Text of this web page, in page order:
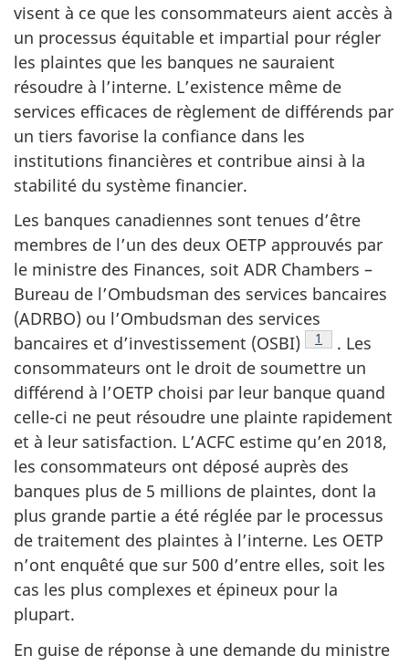
visent à ce que les consommateurs aient accès à
un processus équitable et impartial pour régler
les plaintes que les banques ne sauraient
résoudre à l’interne. L’existence même de
services efficaces de règlement de différends par
un tiers favorise la confiance dans les
institutions financières et contribue ainsi à la
stabilité du système financier.
Les banques canadiennes sont tenues d’être
membres de l’un des deux OETP approuvés par
le ministre des Finances, soit ADR Chambers –
Bureau de l’Ombudsman des services bancaires
(ADRBO) ou l’Ombudsman des services
bancaires et d’investissement (OSBI)
Note de bas
1
. Les
consommateurs ont le droit de soumettre un
différend à l’OETP choisi par leur banque quand
celle-ci ne peut résoudre une plainte rapidement
et à leur satisfaction. L’ACFC estime qu’en 2018,
les consommateurs ont déposé auprès des
banques plus de 5 millions de plaintes, dont la
plus grande partie a été réglée par le processus
de traitement des plaintes à l’interne. Les OETP
n’ont enquêté que sur 500 d’entre elles, soit les
cas les plus complexes et épineux pour la
plupart.
En guise de réponse à une demande du ministre